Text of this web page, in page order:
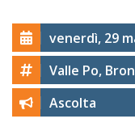
venerdì, 29
Valle Po,
Ascolta